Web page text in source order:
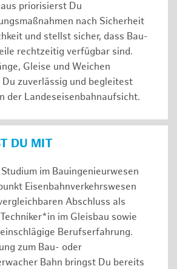
priorisierst Du
nach Sicherheit
und stellst sicher, dass Bau-
rechtzeitig verfügbar sind.
Gleise und Weichen
zuverlässig und begleitest
der Landeseisenbahnaufsicht.
DU MIT
im Bauingenieurwesen
Eisenbahnverkehrswesen
Abschluss als
im Gleisbau sowie
Berufserfahrung.
zum Bau- oder
Bahn bringst Du bereits